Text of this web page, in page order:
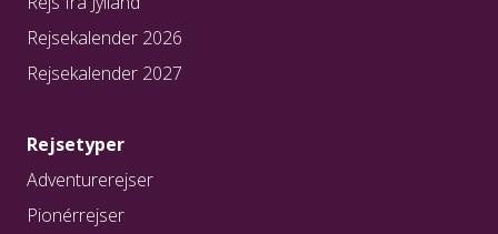
Rejsekalender 2026
Rejsekalender 2027
Rejsetyper
Adventurerejser
Pionérrejser